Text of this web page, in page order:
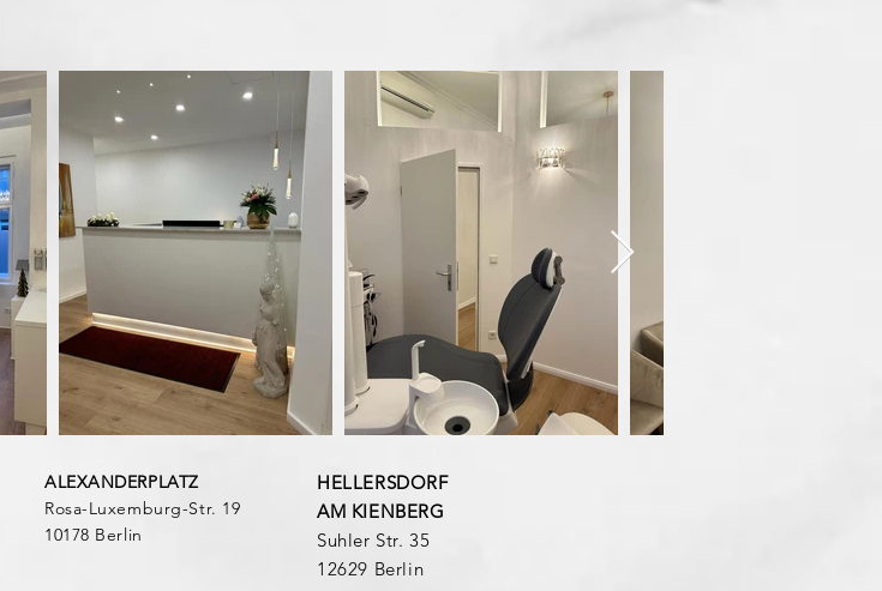
ALEXANDERPLATZ
Rosa-Luxemburg-Str. 19
10178 Berlin
HELLERSDORF
AM KIENBERG
Suhler Str. 35
12629 Berlin